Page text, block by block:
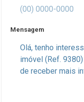
Mensagem